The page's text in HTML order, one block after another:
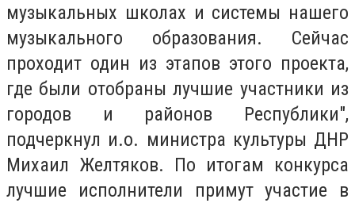
музыкальных школах и системы нашего
музыкального образования. Сейчас
проходит один из этапов этого проекта,
где были отобраны лучшие участники из
городов и районов Республики",
подчеркнул и.о. министра культуры ДНР
Михаил Желтяков. По итогам конкурса
лучшие исполнители примут участие в